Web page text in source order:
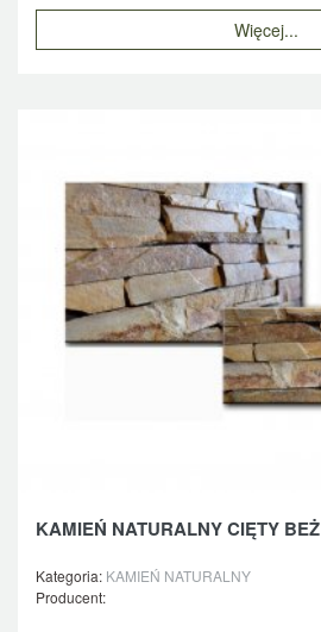
Więcej...
KAMIEŃ NATURALNY CIĘTY BEŻ
Kategoria: KAMIEŃ NATURALNY
Producent: